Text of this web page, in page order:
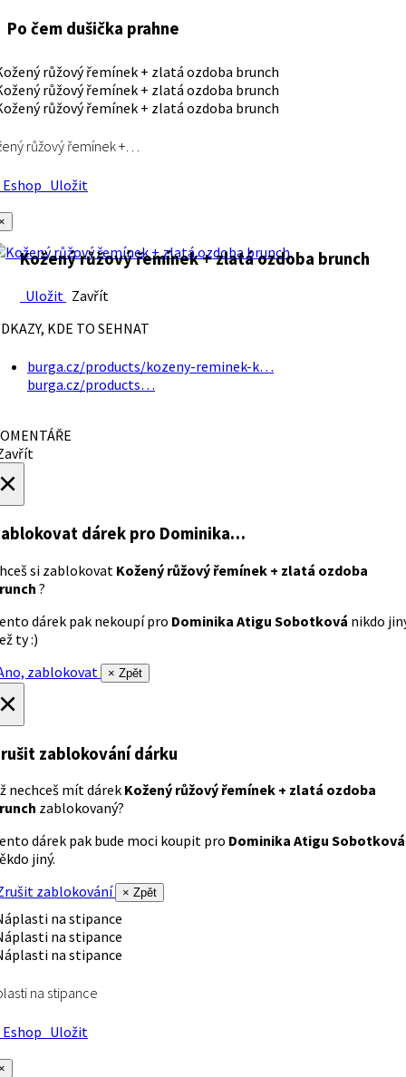
Po čem dušička prahne
růžový řemínek +…
Uložit
Kožený růžový řemínek + zlatá ozdoba brunch
Uložit Zavřít
KDE TO SEHNAT
burga.cz/products/kozeny-reminek-k…
burga.cz/products…
dárek pro Dominika…
si zablokovat Kožený růžový řemínek + zlatá ozdoba
?
dárek pak nekoupí pro Dominika Atigu Sobotková nikdo
ty :)
zablokovat
× Zpět
zablokování dárku
nechceš mít dárek Kožený růžový řemínek + zlatá ozdoba
zablokovaný?
dárek pak bude moci koupit pro Dominika Atigu Sobotková
jiný.
zablokování
× Zpět
na stipance
Uložit